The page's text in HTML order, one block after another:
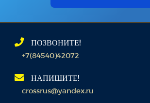
ПОЗВОНИТЕ!
+7(84540)42072
НАПИШИТЕ!
crossrus@yandex.ru